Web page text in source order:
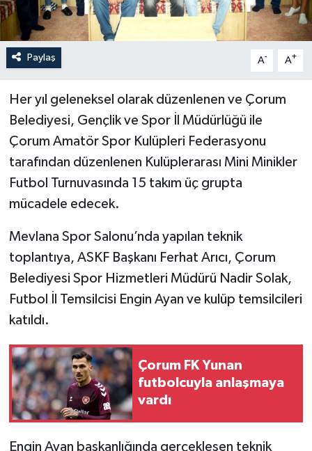
Paylaş A- A+
Her yıl geleneksel olarak düzenlenen ve Çorum
Belediyesi, Gençlik ve Spor İl Müdürlüğü ile
Çorum Amatör Spor Kulüpleri Federasyonu
tarafından düzenlenen Kulüplerarası Mini Minikler
Futbol Turnuvasında 15 takım üç grupta
mücadele edecek.
Mevlana Spor Salonu’nda yapılan teknik
toplantıya, ASKF Başkanı Ferhat Arıcı, Çorum
Belediyesi Spor Hizmetleri Müdürü Nadir Solak,
Futbol İl Temsilcisi Engin Ayan ve kulüp temsilcileri
katıldı.
Çorum FK Yunan
futbolcuyla anlaşmaya
vardı
Engin Ayan başkanlığında gerçekleşen teknik
OTOPARK
TEKNOLOJİ